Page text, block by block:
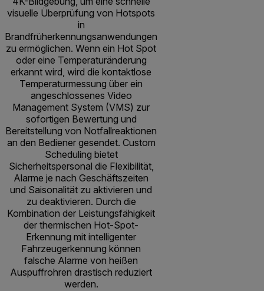
visuelle Überprüfung von Hotspots
in
Brandfrüherkennungsanwendungen
zu ermöglichen. Wenn ein Hot Spot
oder eine Temperaturänderung
erkannt wird, wird die kontaktlose
Temperaturmessung über ein
angeschlossenes Video
Management System (VMS) zur
sofortigen Bewertung und
Bereitstellung von Notfallreaktionen
an den Bediener gesendet. Custom
Scheduling bietet
Sicherheitspersonal die Flexibilität,
Alarme je nach Geschäftszeiten
und Saisonalität zu aktivieren und
zu deaktivieren. Durch die
Kombination der Leistungsfähigkeit
der thermischen Hot-Spot-
Erkennung mit intelligenter
Fahrzeugerkennung können
falsche Alarme von heißen
Auspuffrohren drastisch reduziert
werden.